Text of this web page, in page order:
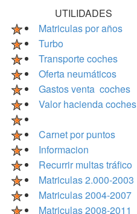
UTILIDADES
Matriculas por años
Turbo
Transporte coches
Oferta neumáticos
Gastos venta coches
Valor hacienda coches
Carnet por puntos
Informacion
Recurrir multas tráfico
Matriculas 2.000-2003
Matriculas 2004-2007
Matriculas 2008-2011